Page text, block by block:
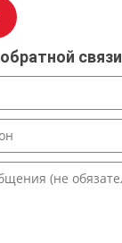
связи